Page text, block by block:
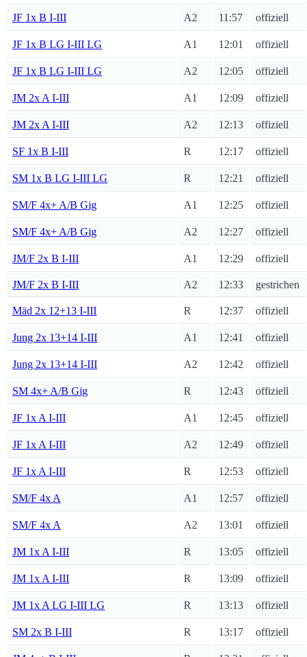
JF 1x B I-III A2 11:57 offiziell
JF 1x B LG I-III LG A1 12:01 offiziell
JF 1x B LG I-III LG A2 12:05 offiziell
JM 2x A I-III A1 12:09 offiziell
JM 2x A I-III A2 12:13 offiziell
SF 1x B I-III R 12:17 offiziell
SM 1x B LG I-III LG R 12:21 offiziell
SM/F 4x+ A/B Gig A1 12:25 offiziell
SM/F 4x+ A/B Gig A2 12:27 offiziell
JM/F 2x B I-III A1 12:29 offiziell
JM/F 2x B I-III A2 12:33 gestrichen
Mäd 2x 12+13 I-III R 12:37 offiziell
Jung 2x 13+14 I-III A1 12:41 offiziell
Jung 2x 13+14 I-III A2 12:42 offiziell
SM 4x+ A/B Gig R 12:43 offiziell
JF 1x A I-III A1 12:45 offiziell
JF 1x A I-III A2 12:49 offiziell
JF 1x A I-III R 12:53 offiziell
SM/F 4x A A1 12:57 offiziell
SM/F 4x A A2 13:01 offiziell
JM 1x A I-III R 13:05 offiziell
JM 1x A I-III R 13:09 offiziell
JM 1x A LG I-III LG R 13:13 offiziell
SM 2x B I-III R 13:17 offiziell